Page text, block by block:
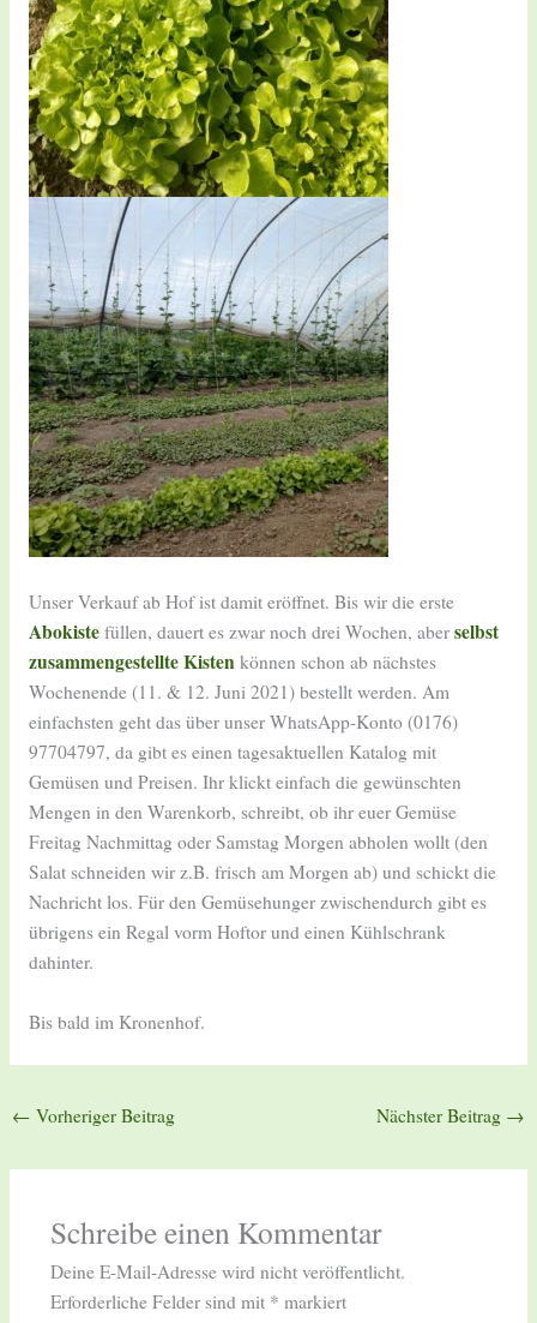
Unser Verkauf ab Hof ist damit eröffnet. Bis wir die erste
Abokiste füllen, dauert es zwar noch drei Wochen, aber selbst
zusammengestellte Kistenkönnen schon ab nächstes
Wochenende (11. & 12. Juni 2021) bestellt werden. Am
einfachsten geht das über unser WhatsApp-Konto (0176)
97704797, da gibt es einen tagesaktuellen Katalog mit
Gemüsen und Preisen. Ihr klickt einfach die gewünschten
Mengen in den Warenkorb, schreibt, ob ihr euer Gemüse
Freitag Nachmittag oder Samstag Morgen abholen wollt (den
Salat schneiden wir z.B. frisch am Morgen ab) und schickt die
Nachricht los. Für den Gemüsehunger zwischendurch gibt es
übrigens ein Regal vorm Hoftor und einen Kühlschrank
dahinter.
Bis bald im Kronenhof.
← Vorheriger Beitrag Nächster Beitrag →
Schreibe einen Kommentar
Deine E-Mail-Adresse wird nicht veröffentlicht.
Erforderliche Felder sind mit * markiert